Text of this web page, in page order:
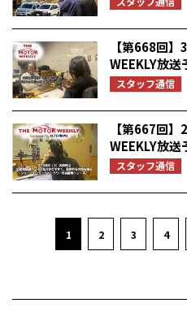
【第668回
WEEKLY放送
スタッフ通信
【第667回
WEEKLY放送
スタッフ通信
1 2 3 4